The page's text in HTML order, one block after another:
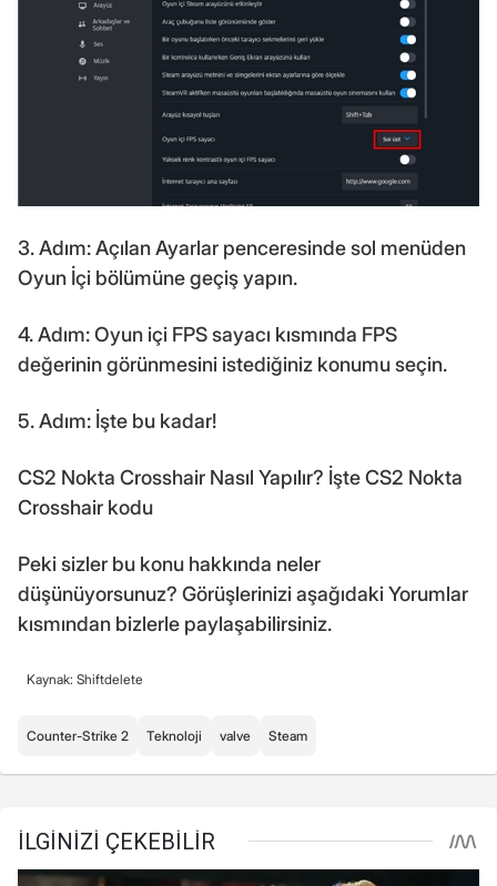
3. Adım: Açılan Ayarlar penceresinde sol menüden
Oyun İçi bölümüne geçiş yapın.
4. Adım: Oyun içi FPS sayacı kısmında FPS
değerinin görünmesini istediğiniz konumu seçin.
5. Adım: İşte bu kadar!
CS2 Nokta Crosshair Nasıl Yapılır? İşte CS2 Nokta
Crosshair kodu
Peki sizler bu konu hakkında neler
düşünüyorsunuz? Görüşlerinizi aşağıdaki Yorumlar
kısmından bizlerle paylaşabilirsiniz.
Kaynak: Shiftdelete
Counter-Strike 2 Teknoloji valve Steam